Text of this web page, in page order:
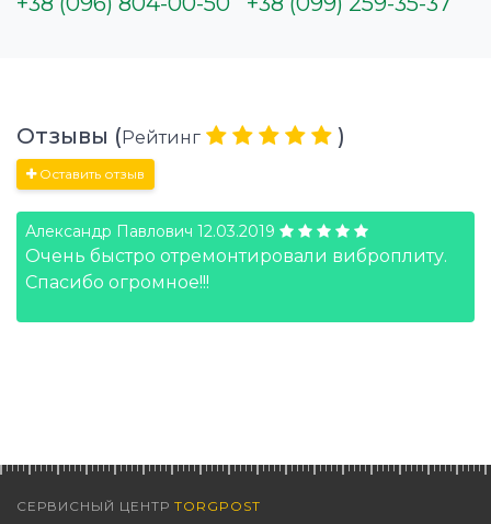
Отзывы ( Рейтинг )
Оставить отзыв
Александр Павлович 12.03.2019
Очень быстро отремонтировали виброплиту.
Спасибо огромное!!!
СЕРВИСНЫЙ ЦЕНТР TORGPOST